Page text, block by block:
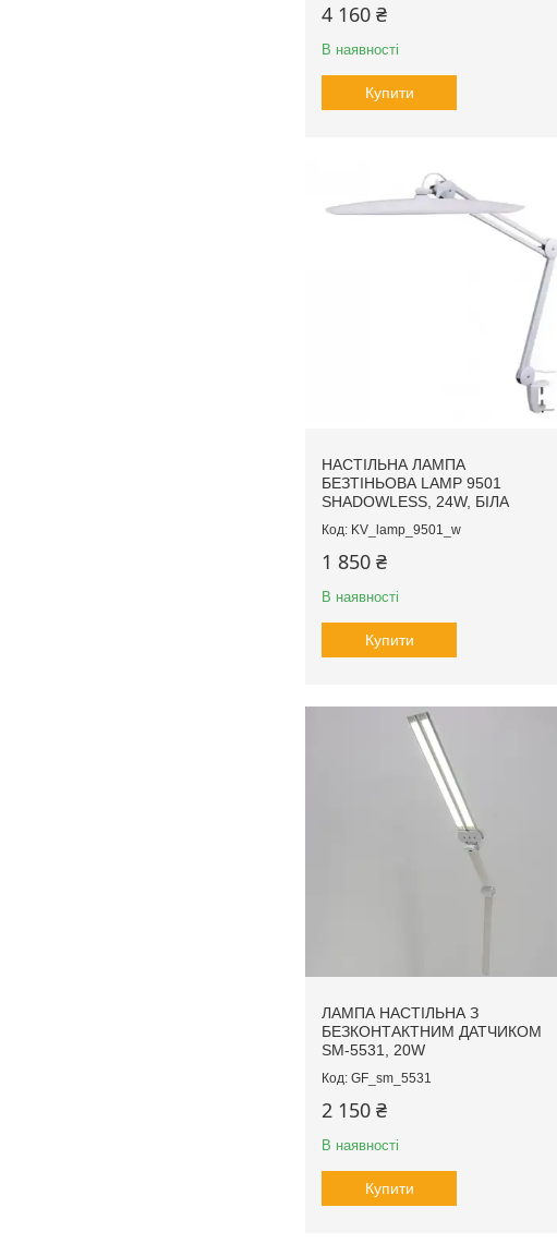
4 160 ₴
В наявності
Купити
НАСТІЛЬНА ЛАМПА
БЕЗТІНЬОВА LAMP 9501
SHADOWLESS, 24W, БІЛА
KV_lamp_9501_w
1 850 ₴
В наявності
Купити
ЛАМПА НАСТІЛЬНА З
БЕЗКОНТАКТНИМ ДАТЧИКОМ
SM-5531, 20W
GF_sm_5531
2 150 ₴
В наявності
Купити